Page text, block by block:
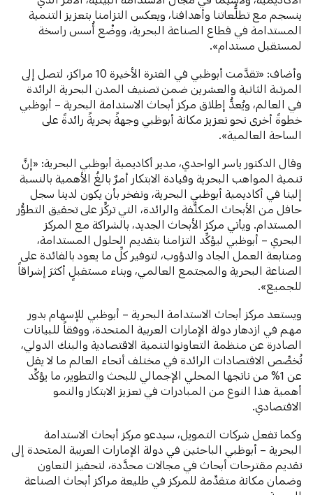
ينسجم مع تطلُّعاتنا وأهدافنا، ويعكس التزامنا بتعزيز التنمية
المستدامة في قطاع الصناعة البحرية، ووضْع أُسس راسخة
لمستقبل مستدام».
وأضاف: «تقدَّمت أبوظبي في الفترة الأخيرة 10 مراكز، لتصل إلى
المرتبة الثانية والعشرين ضمن تصنيف المدن البحرية الرائدة
في العالم، ويُعدُّ إطلاق مركز أبحاث الاستدامة البحرية – أبوظبي
خطوةً أخرى نحو تعزيز مكانة أبوظبي وجهةً بحريةً رائدةً على
الساحة العالمية».
وقال الدكتور ياسر الواحدي، مدير أكاديمية أبوظبي البحرية: «إنَّ
تنمية المواهب البحرية وقيادة الابتكار أمرٌ بالغُ الأهمية بالنسبة
إلينا في أكاديمية أبوظبي البحرية، ونفخر بأن يكون لدينا سجل
حافل من الأبحاث المكثَّفة والرائدة، التي تركِّز على تحقيق التطوُّر
المستدام. ويأتي مركز الأبحاث الجديد، بالشراكة مع المركز
البحري – أبوظبي ليؤكِّد التزامنا بتقديم الحلول المستدامة،
ومتابعة العمل الجاد والدؤوب، لتوفير كلِّ ما يعود بالفائدة على
الصناعة البحرية والمجتمع العالمي، وبناء مستقبلٍ أكثرَ إشراقاً
للجميع».
ويستعد مركز أبحاث الاستدامة البحرية – أبوظبي للإسهام بدور
مهم في ازدهار دولة الإمارات العربية المتحدة، ووفقاً للبيانات
الصادرة عن منظمة التعاونوالتنمية الاقتصادية والبنك الدولي،
تُخصِّص الاقتصادات الرائدة في مختلف أنحاء العالم ما لا يقل
عن 1% من ناتجها المحلي الإجمالي للبحث والتطوير، ما يؤكِّد
أهمية هذا النوع من المبادرات في تعزيز الابتكار والنمو
الاقتصادي.
وكما تفعل شركات التمويل، سيدعو مركز أبحاث الاستدامة
البحرية – أبوظبي الباحثين في دولة الإمارات العربية المتحدة إلى
تقديم مقترحات أبحاث في مجالات محدَّدة، لتحفيز التعاون
وضمان مكانة متقدِّمة للمركز في طليعة مراكز أبحاث الصناعة